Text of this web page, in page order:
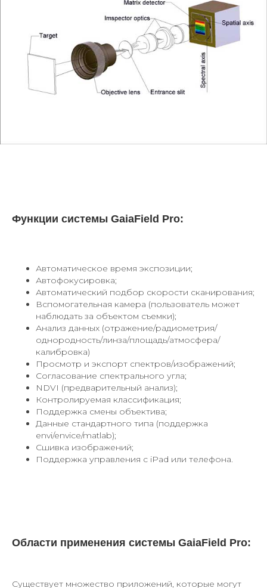
Функции системы GaiaField Pro:
Автоматическое время экспозиции;
Автофокусировка;
Автоматический подбор скорости сканирования;
Вспомогательная камера (пользователь может
наблюдать за объектом съемки);
Анализ данных (отражение/радиометрия/
однородность/линза/площадь/атмосфера/
калибровка)
Просмотр и экспорт спектров/изображений;
Согласование спектрального угла;
NDVI (предварительный анализ);
Контролируемая классификация;
Поддержка смены объектива;
Данные стандартного типа (поддержка
envi/envice/matlab);
Сшивка изображений;
Поддержка управления с iPad или телефона.
Области применения системы GaiaField Pro:
Существует множество приложений, которые могут